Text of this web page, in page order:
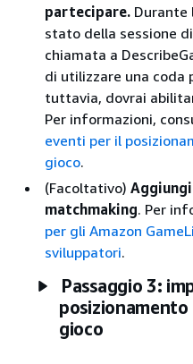
partecipare. Durante
stato della sessione
chiamata a
di utilizzare una coda
tuttavia, dovrai
Per informazioni,
eventi per il
gioco.
(Facoltativo)
matchmaking. Per
per gli Amazon
sviluppatori.
Passaggio 3:
posizionamento
gioco